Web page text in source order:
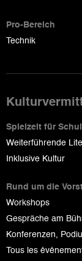
Pro-Bereich
Technik
Spielzeit für
Weiterführende
Inklusive Kultur
Rund um die
Workshops
Gespräche am
Konferenzen,
Tous les